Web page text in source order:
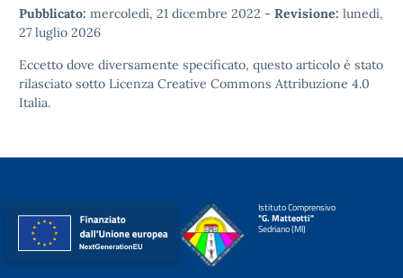
Pubblicato: mercoledì, 21 dicembre 2022 - Revisione: lunedì,
27 luglio 2026
Eccetto dove diversamente specificato, questo articolo è stato
rilasciato sotto Licenza Creative Commons Attribuzione 4.0
Italia.
Istituto Comprensivo
"G. Matteotti"
Sedriano (MI)